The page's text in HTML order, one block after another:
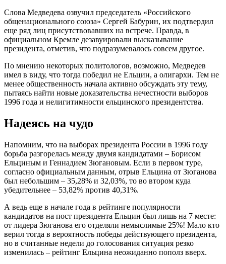
Слова Медведева озвучил председатель «Российского
общенационального союза» Сергей Бабурин, их подтвердил
еще ряд лиц присутствовавших на встрече. Правда, в
официальном Кремле дезавуировали высказывание
президента, отметив, что подразумевалось совсем другое.
По мнению некоторых политологов, возможно, Медведев
имел в виду, что тогда победил не Ельцин, а олигархи. Тем не
менее общественность начала активно обсуждать эту тему,
пытаясь найти новые доказательства нечестности выборов
1996 года и нелигитимности ельцинского президентства.
Надеясь на чудо
Напомним, что на выборах президента России в 1996 году
борьба разгорелась между двумя кандидатами – Борисом
Ельциным и Геннадием Зюгановым. Если в первом туре,
согласно официальным данным, отрыв Ельцина от Зюганова
был небольшим – 35,28% и 32,03%, то во втором куда
убедительнее – 53,82% против 40,31%.
А ведь еще в начале года в рейтинге популярности
кандидатов на пост президента Ельцин был лишь на 7 месте:
от лидера Зюганова его отделяли немыслимые 25%! Мало кто
верил тогда в вероятность победы действующего президента,
но в считанные недели до голосования ситуация резко
изменилась – рейтинг Ельцина неожиданно пополз вверх.